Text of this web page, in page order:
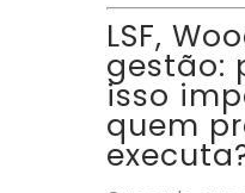
LSF,
gestão:
isso
quem